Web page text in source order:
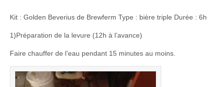
Kit : Golden Beverius de Brewferm Type : bière triple Durée : 6h
1)Préparation de la levure (12h à l’avance)
Faire chauffer de l’eau pendant 15 minutes au moins.